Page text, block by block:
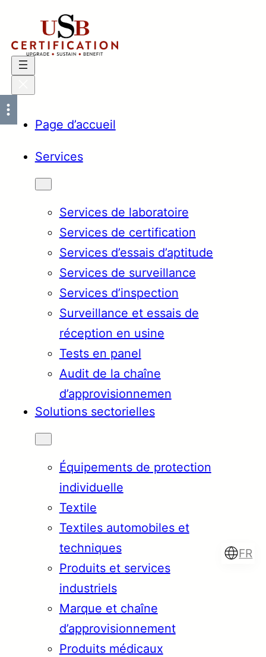
contenu
Page d’accueil
Services
Services de laboratoire
Services de certification
Services d’essais d’aptitude
Services de surveillance
Services d’inspection
Surveillance et essais de
réception en usine
Tests en panel
Audit de la chaîne
d’approvisionnemen
Solutions sectorielles
Équipements de protection
individuelle
Textile
Textiles automobiles et
techniques
Produits et services
industriels
Marque et chaîne
d’approvisionnement
Produits médicaux
FR
Türkçe English